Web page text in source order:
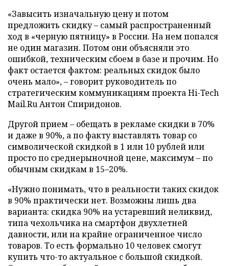
«Завысить изначальную цену и потом
предложить скидку – самый распространенный
ход в «черную пятницу» в России. На нем попался
не один магазин. Потом они объясняли это
ошибкой, техническим сбоем в базе и прочим. Но
факт остается фактом: реальных скидок было
очень мало», – говорит руководитель по
стратегическим коммуникациям проекта Hi-Tech
Mail.Ru Антон Спиридонов.
Другой прием – обещать в рекламе скидки в 70%
и даже в 90%, а по факту выставлять товар со
символической скидкой в 1 или 10 рублей или
просто по среднерыночной цене, максимум – по
обычным скидкам в 15–20%.
«Нужно понимать, что в реальности таких скидок
в 90% практически нет. Возможны лишь два
варианта: скидка 90% на устаревший неликвид,
типа чехольчика на смартфон двухлетней
давности, или на крайне ограниченное число
товаров. То есть формально 10 человек смогут
купить что-то актуальное с большой скидкой.